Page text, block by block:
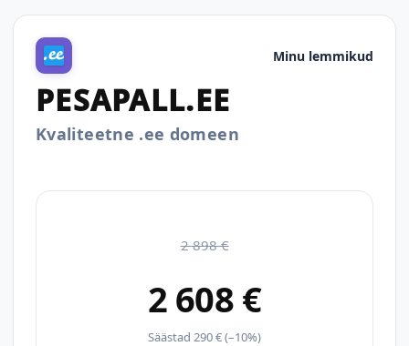
Minu lemmikud
PESAPALL.EE
Kvaliteetne .ee domeen
2 898 €
2 608 €
Säästad 290 € (–10%)